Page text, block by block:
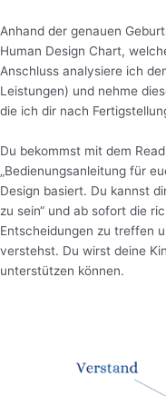
Anhand der genauen
Human Design Chart,
Anschluss analysiere ich
Leistungen) und nehme
die ich dir nach
Du bekommst mit dem
„Bedienungsanleitung für
Design basiert. Du kannst
zu sein“ und ab sofort die
Entscheidungen zu treffen
verstehst. Du wirst deine
unterstützen können.